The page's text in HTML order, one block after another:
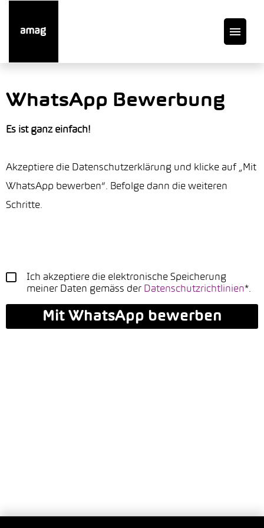
Offene Stellen
Service
WhatsApp Bewerbung
Es ist ganz einfach!
Akzeptiere die Datenschutzerklärung und klicke auf „Mit
WhatsApp bewerben“. Befolge dann die weiteren
Schritte.
Ich akzeptiere die elektronische Speicherung
meiner Daten gemäss der Datenschutzrichtlinien*.
Mit WhatsApp bewerben